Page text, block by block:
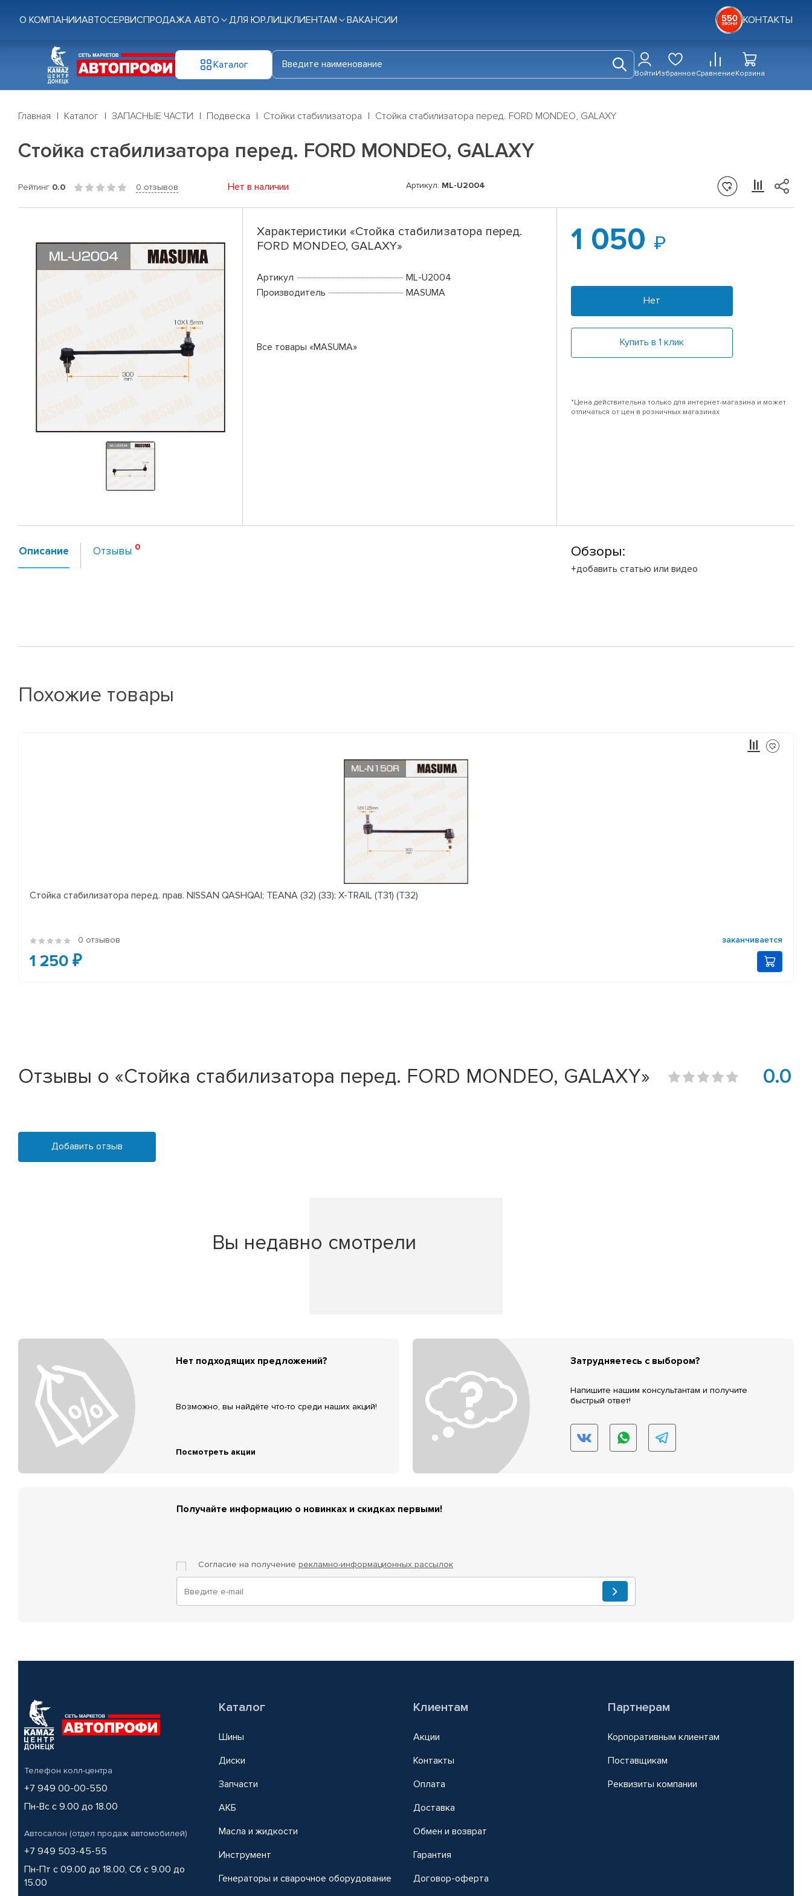
О КОМПАНИИАВТОСЕРВИСПРОДАЖА АВТО ДЛЯ ЮР.ЛИЦКЛИЕНТАМ ВАКАНСИИ КОНТАКТЫ
Каталог
ВойтиИзбранноеСравнениеКорзина
Главная Каталог ЗАПАСНЫЕ ЧАСТИ Подвеска Стойки стабилизатора Стойка стабилизатора перед. FORD MONDEO, GALAXY
Стойка стабилизатора перед. FORD MONDEO, GALAXY
Рейтинг 0.0 0 отзывов Нет в наличии Артикул: ML-U2004
Характеристики «Стойка стабилизатора перед.
FORD MONDEO, GALAXY»
Артикул
ML-U2004
Производитель
MASUMA
Все товары «MASUMA»
1 050
Нет
Купить в 1 клик
*Цена действительна только для интернет-магазина и может
отличаться от цен в розничных магазинах
Описание Отзывы Обзоры:
+добавить статью или видео
Похожие товары
Стойка стабилизатора перед. прав. NISSAN QASHQAI; TEANA (32) (33); X-TRAIL (T31) (T32)
0 отзывов заканчивается
1 250 ₽
Отзывы о «Стойка стабилизатора перед. FORD MONDEO, GALAXY» 0.0
Добавить отзыв
Вы недавно смотрели
Нет подходящих предложений?
Возможно, вы найдёте что-то среди наших акций!
Посмотреть акции
Затрудняетесь с выбором?
Напишите нашим консультантам и получите
быстрый ответ!
Получайте информацию о новинках и скидках первыми!
Согласие на получение рекламно-информационных рассылок
Телефон колл-центра
+7 949 00-00-550
Пн-Вс с 9.00 до 18.00
Автосалон (отдел продаж автомобилей)
+7 949 503-45-55
Пн-Пт с 09.00 до 18.00, Сб с 9.00 до
15.00
Каталог
Шины
Диски
Запчасти
АКБ
Масла и жидкости
Инструмент
Генераторы и сварочное оборудование
Клиентам
Акции
Контакты
Оплата
Доставка
Обмен и возврат
Гарантия
Договор-оферта
Партнерам
Корпоративным клиентам
Поставщикам
Реквизиты компании